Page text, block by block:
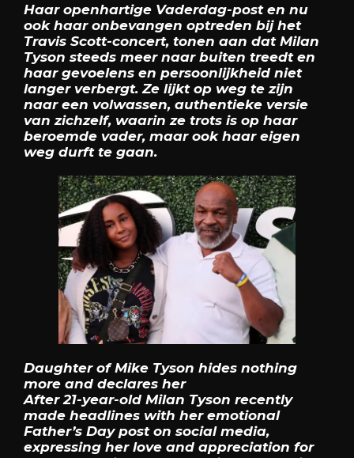
Haar openhartige Vaderdag-post en nu
ook haar onbevangen optreden bij het
Travis Scott-concert, tonen aan dat Milan
Tyson steeds meer naar buiten treedt en
haar gevoelens en persoonlijkheid niet
langer verbergt. Ze lijkt op weg te zijn
naar een volwassen, authentieke versie
van zichzelf, waarin ze trots is op haar
beroemde vader, maar ook haar eigen
weg durft te gaan.
Daughter of Mike Tyson hides nothing
more and declares her
After 21-year-old Milan Tyson recently
made headlines with her emotional
Father’s Day post on social media,
expressing her love and appreciation for